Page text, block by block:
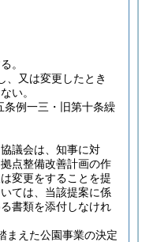
。
、又は変更したとき
い。
条例一三・旧第十条繰
議会は、知事に対
点整備改善計画の作
変更をすることを提
ては、当該提案に係
書類を添付しなけれ
まえた公園事業の決定